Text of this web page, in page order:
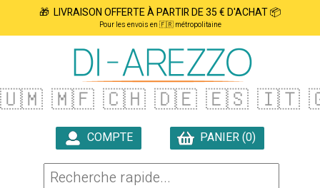
🎁 LIVRAISON OFFERTE À PARTIR DE 35 € D'ACHAT 📦
Pour les envois en 🇫🇷 métropolitaine
🇺🇲 🇲🇫 🇨🇭 🇩🇪 🇪🇸 🇮🇹
COMPTE
PANIER (0)